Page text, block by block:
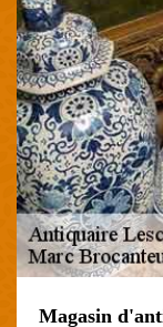
Magasin